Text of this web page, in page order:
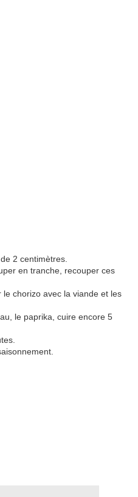
2 centimètres.
en tranche, recouper ces
chorizo avec la viande et les
le paprika, cuire encore 5